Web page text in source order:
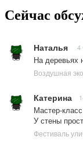
Сейчас
Наталья 4
На деревьях
Воздушная
Катерина
Мастер-
У стены
Фестиваль